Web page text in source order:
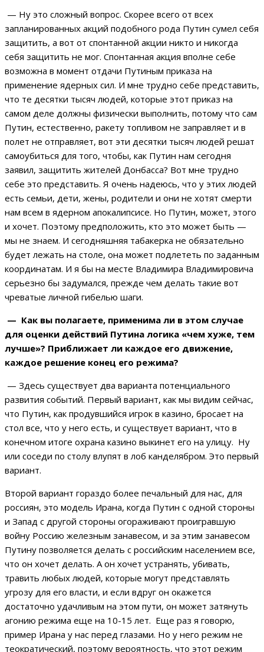
— Ну это сложный вопрос. Скорее всего от всех
запланированных акций подобного рода Путин сумел себя
защитить, а вот от спонтанной акции никто и никогда
себя защитить не мог. Спонтанная акция вполне себе
возможна в момент отдачи Путиным приказа на
применение ядерных сил. И мне трудно себе представить,
что те десятки тысяч людей, которые этот приказ на
самом деле должны физически выполнить, потому что сам
Путин, естественно, ракету топливом не заправляет и в
полет не отправляет, вот эти десятки тысяч людей решат
самоубиться для того, чтобы, как Путин нам сегодня
заявил, защитить жителей Донбасса? Вот мне трудно
себе это представить. Я очень надеюсь, что у этих людей
есть семьи, дети, жены, родители и они не хотят смерти
нам всем в ядерном апокалипсисе. Но Путин, может, этого
и хочет. Поэтому предположить, кто это может быть —
мы не знаем. И сегодняшняя табакерка не обязательно
будет лежать на столе, она может подлететь по заданным
координатам. И я бы на месте Владимира Владимировича
серьезно бы задумался, прежде чем делать такие вот
чреватые личной гибелью шаги.
— Как вы полагаете, применима ли в этом случае
для оценки действий Путина логика «чем хуже, тем
лучше»? Приближает ли каждое его движение,
каждое решение конец его режима?
— Здесь существует два варианта потенциального
развития событий. Первый вариант, как мы видим сейчас,
что Путин, как продувшийся игрок в казино, бросает на
стол все, что у него есть, и существует вариант, что в
конечном итоге охрана казино выкинет его на улицу. Ну
или соседи по столу влупят в лоб канделябром. Это первый
вариант.
Второй вариант гораздо более печальный для нас, для
россиян, это модель Ирана, когда Путин с одной стороны
и Запад с другой стороны огораживают проигравшую
войну Россию железным занавесом, и за этим занавесом
Путину позволяется делать с российским населением все,
что он хочет делать. А он хочет устранять, убивать,
травить любых людей, которые могут представлять
угрозу для его власти, и если вдруг он окажется
достаточно удачливым на этом пути, он может затянуть
агонию режима еще на 10-15 лет. Еще раз я говорю,
пример Ирана у нас перед глазами. Но у него режим не
теократический, поэтому вероятность, что этот режим